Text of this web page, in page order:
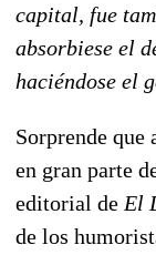
capital, fue
absorbiese el
haciéndose el
Sorprende que
en gran parte
editorial de El
de los